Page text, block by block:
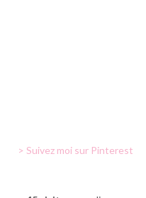
> Suivez moi sur Pinterest